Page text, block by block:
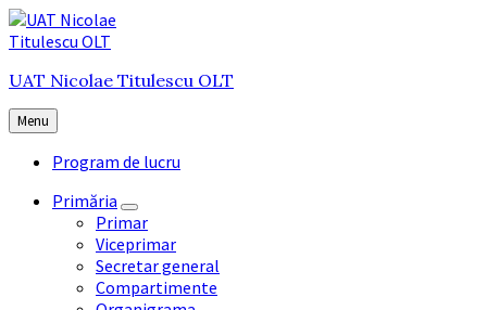
Skip
to
Skip
to
navigation
Skip
to
UAT Nicolae Titulescu OLT
Menu
Program de lucru
Primăria
Primar
Viceprimar
Secretar general
Compartimente